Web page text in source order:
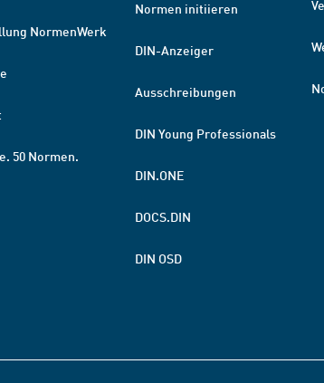
NormenWerk
50 Normen.
Normen initiieren
DIN-Anzeiger
Ausschreibungen
DIN Young Professionals
DIN.ONE
DOCS.DIN
DIN OSD